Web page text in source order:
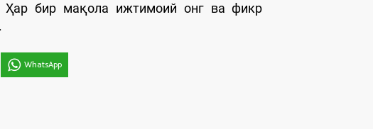
Ҳар бир мақола ижтимоий онг ва фикр
WhatsApp